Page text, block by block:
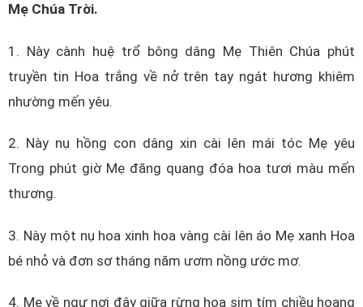
Mẹ Chúa Trời.
1. Này cành huệ trổ bông dâng Mẹ Thiên Chúa phút
truyền tin Hoa trắng về nở trên tay ngát hương khiêm
nhường mến yêu.
2. Này nụ hồng con dâng xin cài lên mái tóc Mẹ yêu
Trong phút giờ Mẹ đăng quang đóa hoa tươi màu mến
thương.
3. Này một nụ hoa xinh hoa vàng cài lên áo Mẹ xanh Hoa
bé nhỏ và đơn sơ tháng năm ươm nồng ước mơ.
4. Mẹ về ngự nơi đây giữa rừng hoa sim tím chiều hoang